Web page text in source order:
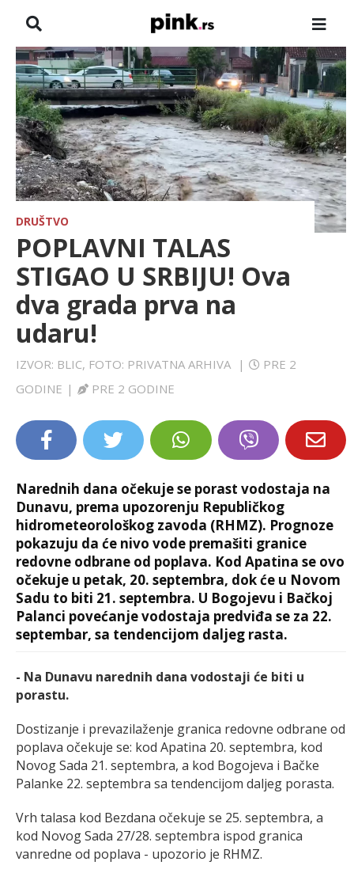
NASLOVNA
VESTI
ZADRUGA
SHOWBIZ
HRONIKA
FARMERI
TV
SPORT
DRUŠTVO
POPLAVNI TALAS
STIGAO U SRBIJU! Ova
dva grada prva na
udaru!
IZVOR: BLIC, FOTO: PRIVATNA ARHIVA |
PRE 2
GODINE | PRE 2 GODINE
Narednih dana očekuje se porast vodostaja na
Dunavu, prema upozorenju Republičkog
hidrometeorološkog zavoda (RHMZ). Prognoze
pokazuju da će nivo vode premašiti granice
redovne odbrane od poplava. Kod Apatina se ovo
očekuje u petak, 20. septembra, dok će u Novom
Sadu to biti 21. septembra. U Bogojevu i Bačkoj
Palanci povećanje vodostaja predviđa se za 22.
septembar, sa tendencijom daljeg rasta.
- Na Dunavu narednih dana vodostaji će biti u
porastu.
Dostizanje i prevazilaženje granica redovne odbrane od
poplava očekuje se: kod Apatina 20. septembra, kod
Novog Sada 21. septembra, a kod Bogojeva i Bačke
Palanke 22. septembra sa tendencijom dalјeg porasta.
Vrh talasa kod Bezdana očekuje se 25. septembra, a
kod Novog Sada 27/28. septembra ispod granica
vanredne od poplava - upozorio je RHMZ.